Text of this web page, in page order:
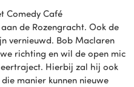
Comedy Café
de Rozengracht. Ook de
vernieuwd. Bob Maclaren
richting en wil de open mic
Hierbij zal hij ook
manier kunnen nieuwe